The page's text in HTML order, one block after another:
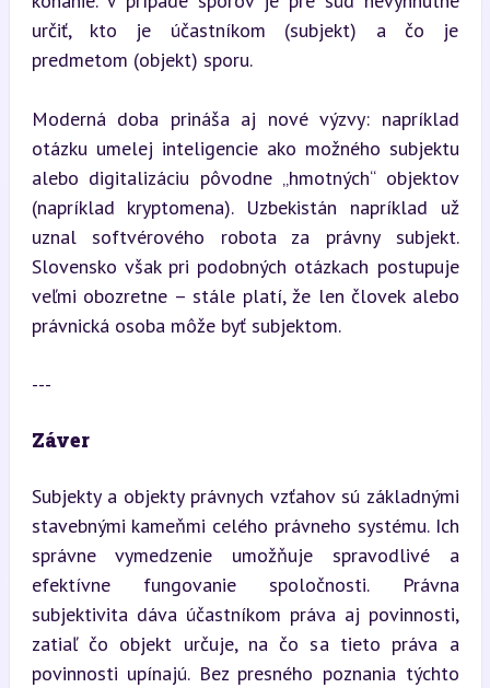
určiť, kto je účastníkom (subjekt) a čo je
predmetom (objekt) sporu.
Moderná doba prináša aj nové výzvy: napríklad
otázku umelej inteligencie ako možného subjektu
alebo digitalizáciu pôvodne „hmotných“ objektov
(napríklad kryptomena). Uzbekistán napríklad už
uznal softvérového robota za právny subjekt.
Slovensko však pri podobných otázkach postupuje
veľmi obozretne – stále platí, že len človek alebo
právnická osoba môže byť subjektom.
---
Záver
Subjekty a objekty právnych vzťahov sú základnými
stavebnými kameňmi celého právneho systému. Ich
správne vymedzenie umožňuje spravodlivé a
efektívne fungovanie spoločnosti. Právna
subjektivita dáva účastníkom práva aj povinnosti,
zatiaľ čo objekt určuje, na čo sa tieto práva a
povinnosti upínajú. Bez presného poznania týchto